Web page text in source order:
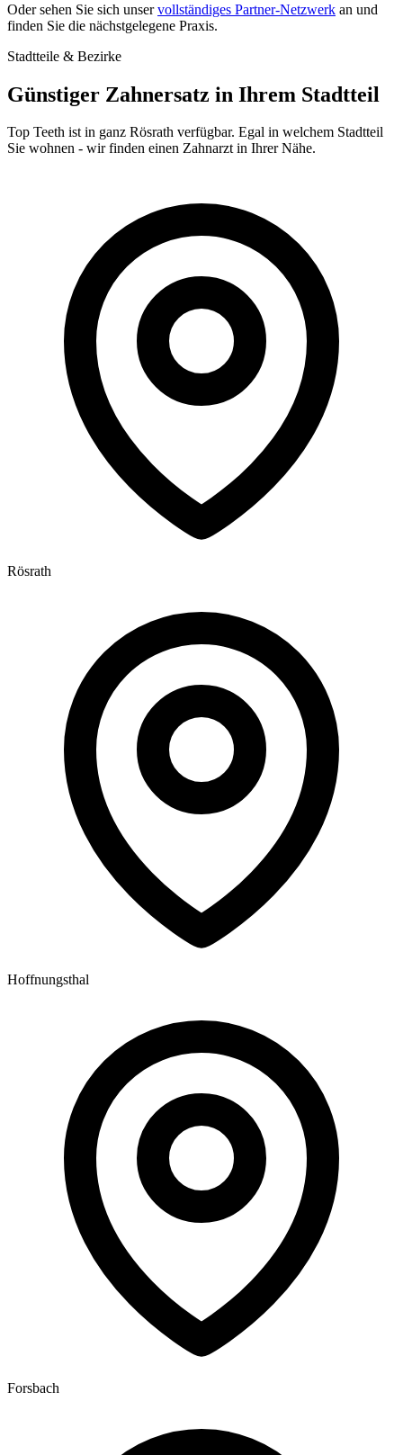
Oder sehen Sie sich unservollständiges Partner-Netzwerk an und
finden Sie die nächstgelegene Praxis.
Stadtteile & Bezirke
Günstiger Zahnersatz in Ihrem Stadtteil
Top Teeth ist in ganz Rösrath verfügbar. Egal in welchem Stadtteil
Sie wohnen - wir finden einen Zahnarzt in Ihrer Nähe.
Rösrath
Hoffnungsthal
Forsbach